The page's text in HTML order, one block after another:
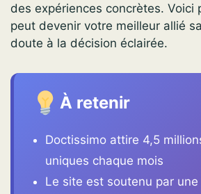
des expériences concrètes. Voici
peut devenir votre meilleur allié
doute à la décision éclairée.
À retenir
Doctissimo attire 4,5
uniques chaque mois
Le site est soutenu par